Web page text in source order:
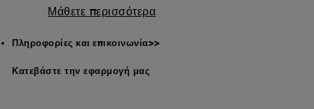
Μάθετε περισσότερα
Πληροφορίες και επικοινωνία>>
Κατεβάστε την εφαρμογή μας